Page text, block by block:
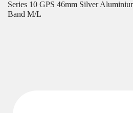
Series 10 GPS 46mm Silver
Band M/L